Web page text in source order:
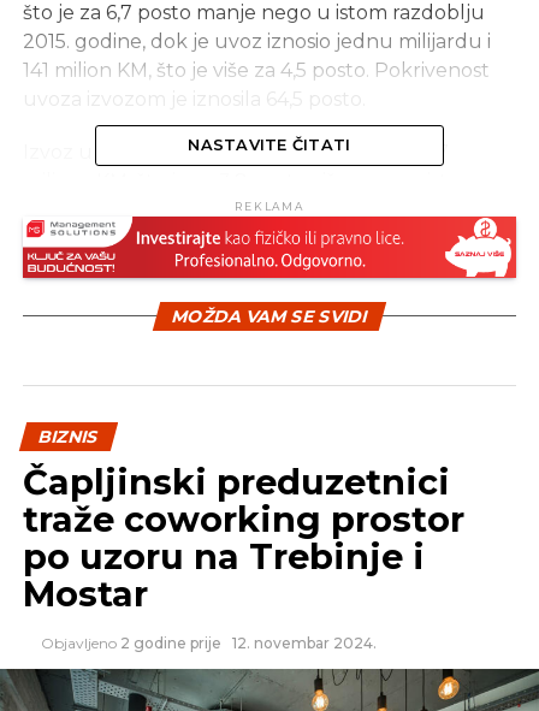
što je za 6,7 posto manje nego u istom razdoblju
2015. godine, dok je uvoz iznosio jednu milijardu i
141 milion KM, što je više za 4,5 posto. Pokrivenost
uvoza izvozom je iznosila 64,5 posto.
Izvoz u zemlje EU iznosio je tri milijarde i 907
periodu 2015. godine, dok je uvoz iznosio pet
milijardi i 609 miliona KM, što je više za 1,4 posto.
Pokrivenost uvoza izvozom je iznosila 69,7 posto.
Izvor: Fena
SLIČNE TEME:
SLEDEĆI
„Sputnjik“: „Ist medija grup“, jedan od
vlasnika „Politike“, izbrisan iz spiska poreskih
lica Rusije
NASTAVITE ČITATI
REKLAMA
MOŽDA VAM SE SVIDI
BIZNIS
Čapljinski preduzetnici
traže coworking prostor
po uzoru na Trebinje i
Mostar
Objavljeno 2 godine prije 12. novembar 2024.